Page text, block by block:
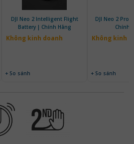
DJI Neo 2 Intelligent Flight
Battery | Chính Hãng
Không kinh doanh
+ So sánh
DJI Neo 2
Chính
Không kinh
+ So sánh